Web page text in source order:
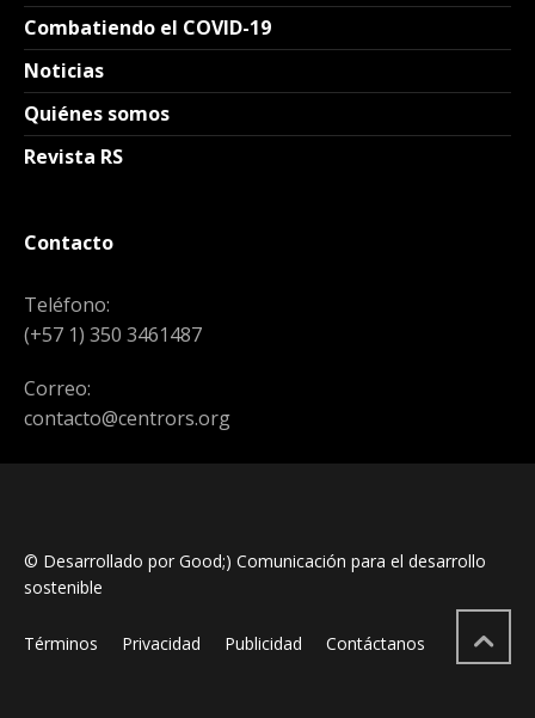
Combatiendo el COVID-19
Noticias
Quiénes somos
Revista RS
Contacto
Teléfono:
(+57 1) 350 3461487
Correo:
contacto@centrors.org
© Desarrollado por Good;) Comunicación para el desarrollo
sostenible
Términos Privacidad Publicidad Contáctanos